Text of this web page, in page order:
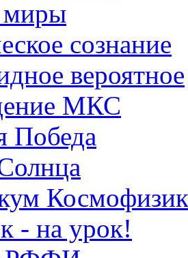
миры
сознание
вероятное
МКС
Победа
- на урок!